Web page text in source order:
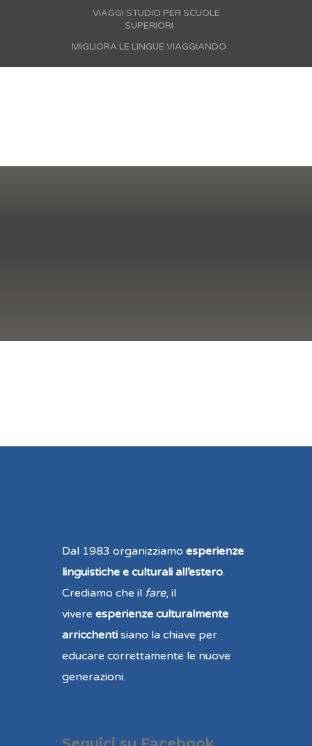
VIAGGI STUDIO PER SCUOLE
SUPERIORI
MIGLIORA LE LINGUE VIAGGIANDO
Dal 1983 organizziamo esperienze
linguistiche e culturali all’estero.
Crediamo che il fare, il
vivere esperienze culturalmente
arricchenti siano la chiave per
educare correttamente le nuove
generazioni.